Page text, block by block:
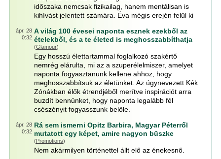
időszaka nemcsak fizikailag, hanem mentálisan is
kihívást jelentett számára. Éva mégis erején felül ki
ápr. 28
0:32
A világ 100 évesei naponta esznek ezekből az
ételekből, és a te életed is meghosszabbíthatja
(Glamour)
Egy hosszú élettartammal foglalkozó szakértő
nemrég elárulta, mi az a szuperélelmiszer, amelyet
naponta fogyasztanunk kellene ahhoz, hogy
meghosszabbítsuk az életünket. Az úgynevezett Kék
Zónákban élők étrendjéből merítve inspirációt arra
buzdít bennünket, hogy naponta legalább fél
csészényit fogyasszunk belőle.
ápr. 28
0:32
Rá sem ismerni Opitz Barbira, Magyar Péterről
mutatott egy képet, amire nagyon büszke
(Promotions)
Nem akármilyen történettel állt elő az énekesnő.